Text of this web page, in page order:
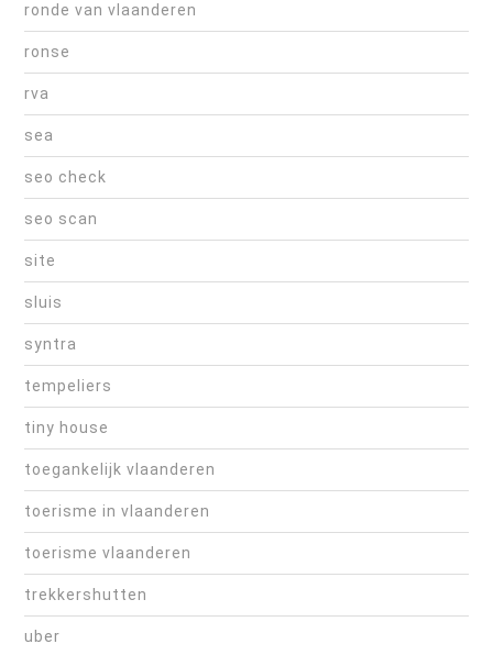
ronde van vlaanderen
ronse
rva
sea
seo check
seo scan
site
sluis
syntra
tempeliers
tiny house
toegankelijk vlaanderen
toerisme in vlaanderen
toerisme vlaanderen
trekkershutten
uber